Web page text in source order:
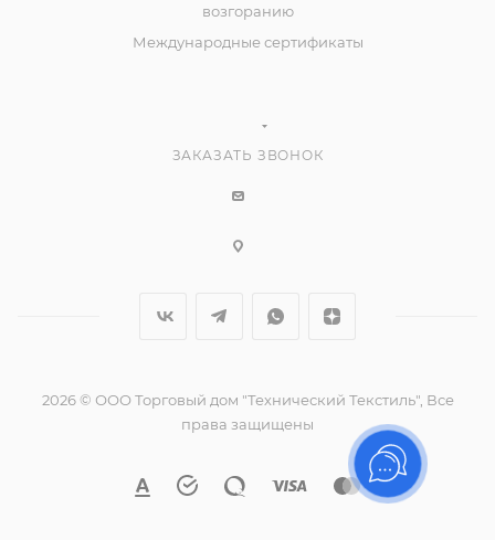
возгоранию
Международные сертификаты
ЗАКАЗАТЬ ЗВОНОК
2026 © ООО Торговый дом "Технический Текстиль", Все
права защищены